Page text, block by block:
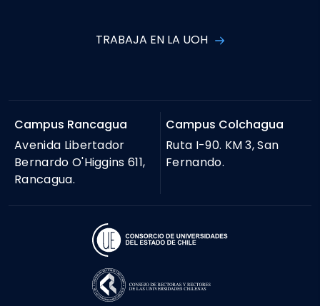
TRABAJA EN LA UOH
Campus Rancagua
Avenida Libertador
Bernardo O'Higgins 611,
Rancagua.
Campus Colchagua
Ruta I-90. KM 3, San
Fernando.